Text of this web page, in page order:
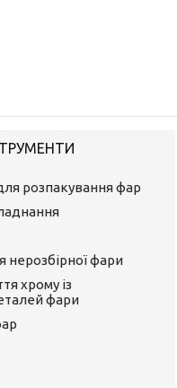
розпакування фар
нерозбірної фари
хрому із
фари